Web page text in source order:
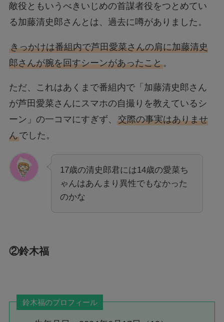
敵役ともいうべきいじめの首謀者役をつとめてい
る加藤清史郎さんとは、過去に噂がありました。
きっかけは番組内で芦田愛菜さんの肩に加藤清史
郎さんが腕を回すシーンがあったこと。
ただ、これはあくまで番組内で「加藤清史郎さん
が芦田愛菜さんにスマホの自撮りを教えているシ
ーン」の一コマにすぎず、 交際の事実はありませ
んでした。
17歳の清史郎君には14歳の愛菜ち
ゃんはあんまり異性でもなかった
のかな
②鈴木福
鈴木福のプロフィール